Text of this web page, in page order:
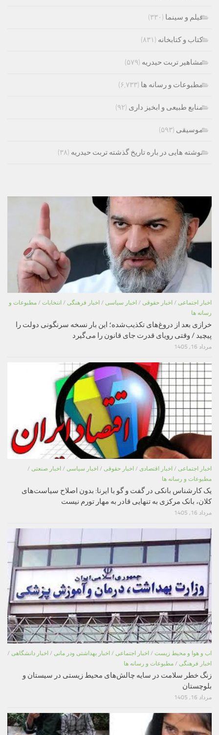
فیلم و سینما (۳۳۰)
کتاب و کتابخانه (۸۳۱)
مشاهیر تربت حیدریه (۵۷۹)
مطبوعات و رسانه ها (۶,۷۳۳)
منابع طبیعی و ابخیز داری (۹۲)
موسیقی (۵۹۳)
نوشته هایی در باره تاریخ گذشته تربت حیدریه (۳۸)
اخبار اجتماعی / اخبار حقوقی / اخبار سیاسی / اخبار فرهنگی / انتخابات / مطبوعات و
رسانه ها
خرازی بعد از دروغ‌های تکذیب‌شده؛ این بار نسخه سرنگونی دولت را
پیچید / وقتی رویای قدرت جای قانون را می‌گیرد
مرداد 16, 1405
اخبار اجتماعی / اخبار اقتصادی / اخبار حقوقی / اخبار سیاسی / اخبار صنعتی /
مطبوعات و رسانه ها
یک کارشناس بانکی در گفت و گو با ایرنا: بدون اصلاح سیاست‌های
کلان، بانک مرکزی به تنهایی قادر به مهار تورم نیست
مرداد 16, 1405
اب و هوا و محیط زیست / اخبار اجتماعی / اخبار بهداشتی ودر مانی / اخبار دانشگاهی /
اخبار فرهنگی / مطبوعات و رسانه ها
زنگ خطر سلامت در سایه چالش‌های محیط زیستی در سیستان و
بلوچستان
مرداد 16, 1405